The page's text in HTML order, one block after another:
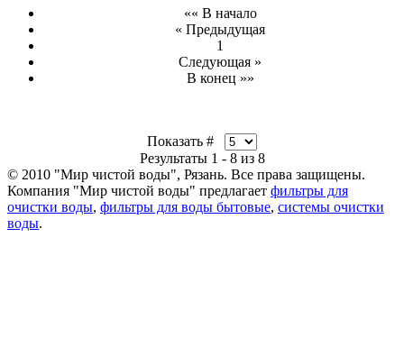
«« В начало
« Предыдущая
1
Следующая »
В конец »»
Показать #
Результаты 1 - 8 из 8
© 2010 "Мир чистой воды", Рязань. Все права защищены.
Компания "Мир чистой воды" предлагает фильтры для
очистки воды, фильтры для воды бытовые, системы очистки
воды.